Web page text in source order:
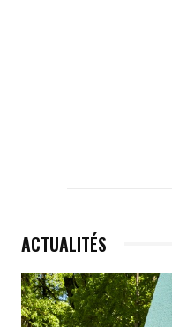
ACTUALITÉS